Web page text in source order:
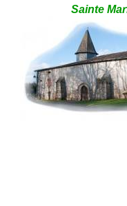
Sainte